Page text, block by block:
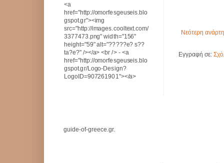
Νεότερη
Εγγραφή σε:
<a
href="http://omorfesgeuseis.blo
gspot.gr"><img
src="http://images.cooltext.com/
3377473.png" width="156"
height="59" alt="?????e? s??
ta?e?" /></a> <br /> - <a
href="http://omorfesgeuseis.blo
gspot.gr/Logo-Design?
LogoID=907261901"></a>
guide-of-greece.gr.